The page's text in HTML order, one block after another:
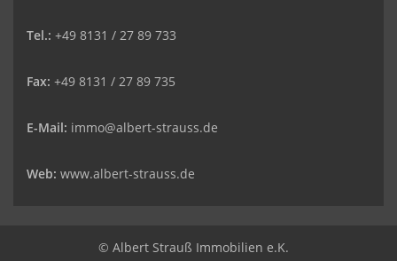
Tel.: +49 8131 / 27 89 733
Fax: +49 8131 / 27 89 735
E-Mail: immo@albert-strauss.de
Web: www.albert-strauss.de
© Albert Strauß Immobilien e.K.